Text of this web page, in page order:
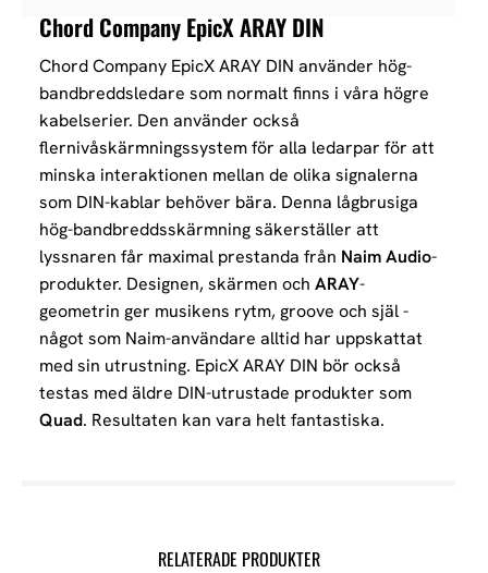
Chord Company EpicX ARAY DIN
Chord Company EpicX ARAY DIN använder hög-
bandbreddsledare som normalt finns i våra högre
kabelserier. Den använder också
flernivåskärmningssystem för alla ledarpar för att
minska interaktionen mellan de olika signalerna
som DIN-kablar behöver bära. Denna lågbrusiga
hög-bandbreddsskärmning säkerställer att
lyssnaren får maximal prestanda från Naim Audio-
produkter. Designen, skärmen och ARAY-
geometrin ger musikens rytm, groove och själ -
något som Naim-användare alltid har uppskattat
med sin utrustning. EpicX ARAY DIN bör också
testas med äldre DIN-utrustade produkter som
Quad. Resultaten kan vara helt fantastiska.
RELATERADE PRODUKTER